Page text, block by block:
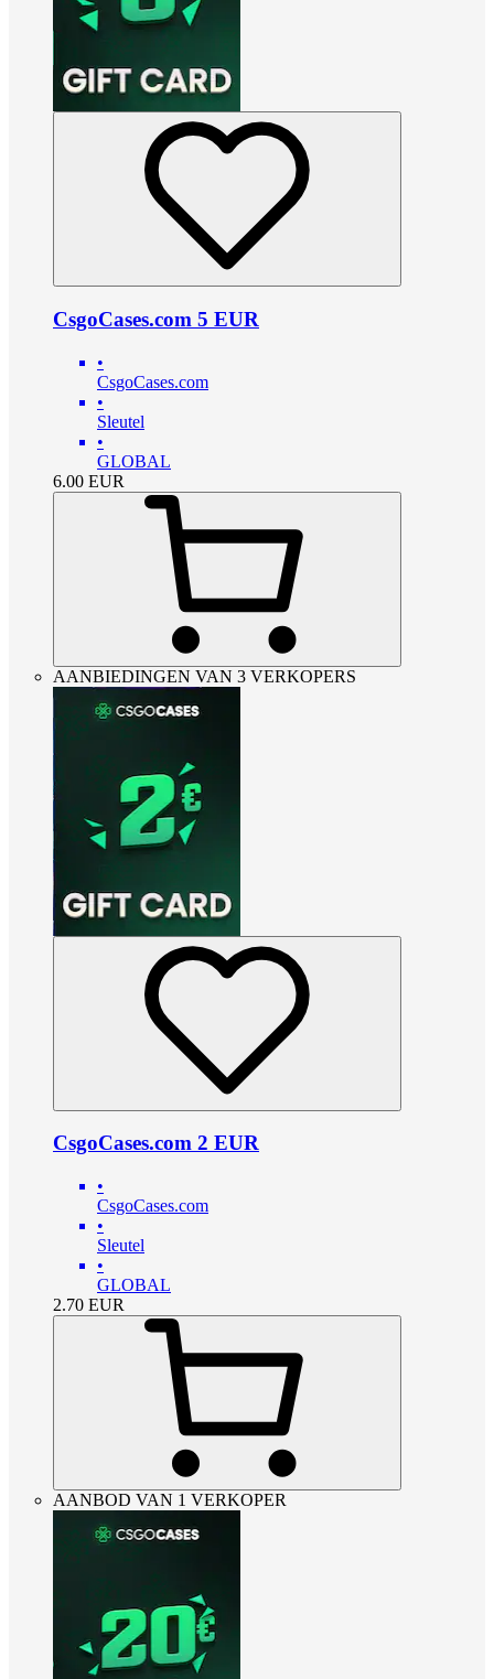
CsgoCases.com 5 EUR
•
CsgoCases.com
•
Sleutel
•
GLOBAL
6.00 EUR
AANBIEDINGEN VAN 3 VERKOPERS
CsgoCases.com 2 EUR
•
CsgoCases.com
•
Sleutel
•
GLOBAL
2.70 EUR
AANBOD VAN 1 VERKOPER